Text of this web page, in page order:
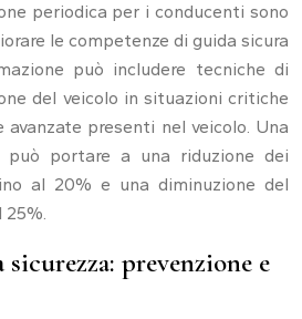
periodica per i conducenti sono
le competenze di guida sicura
può includere tecniche di
del veicolo in situazioni critiche
presenti nel veicolo. Una
può portare a una riduzione dei
al 20% e una diminuzione del
25%.
prevenzione e